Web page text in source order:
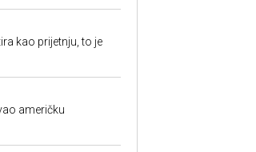
kao prijetnju, to je
američku